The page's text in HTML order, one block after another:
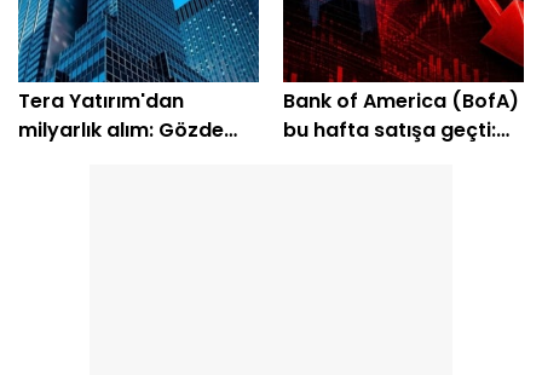
Tera Yatırım'dan
milyarlık alım: Gözde
Bank of America (BofA)
bu hafta satışa geçti: